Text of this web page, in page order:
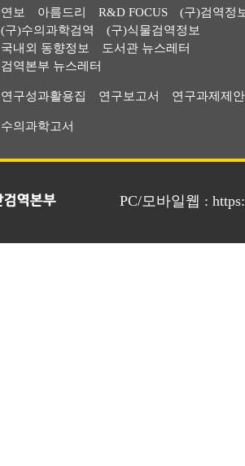
연보 아름드리 R&D FOCUS
(구)검역정
(구)수의과학검역
(구)식물검역정보
국내외 동향정보
도서관 뉴스레터
검역본부 뉴스레터
연구성과활용집 연구보고서 연구과제제
수의과학고서
PC/모바일웹 :